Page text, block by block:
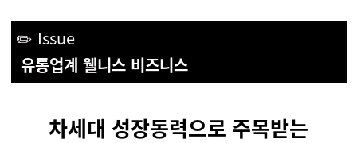
✏️ Issue
유통업계 웰니스 비즈니스
차세대 성장동력으로 주목받는